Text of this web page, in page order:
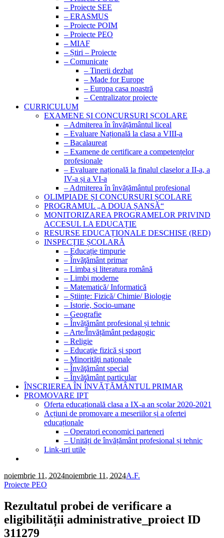
– Proiecte SEE
– ERASMUS
– Proiecte POIM
– Proiecte PEO
– MIAF
– Știri – Proiecte
– Comunicate
– Tinerii dezbat
– Made for Europe
– Europa casa noastră
– Centralizator proiecte
CURRICULUM
EXAMENE ȘI CONCURSURI ȘCOLARE
– Admiterea în învățământul liceal
– Evaluare Națională la clasa a VIII-a
– Bacalaureat
– Examene de certificare a competențelor
profesionale
– Evaluare națională la finalul claselor a II-a, a
IV-a și a VI-a
– Admiterea în învățământul profesional
OLIMPIADE ȘI CONCURSURI ȘCOLARE
PROGRAMUL „A DOUA ȘANSĂ“
MONITORIZAREA PROGRAMELOR PRIVIND
ACCESUL LA EDUCAȚIE
RESURSE EDUCAȚIONALE DESCHISE (RED)
INSPECȚIE ȘCOLARĂ
– Educație timpurie
– Învăţământ primar
– Limba și literatura română
– Limbi moderne
– Matematică/ Informatică
– Științe: Fizică/ Chimie/ Biologie
– Istorie, Socio-umane
– Geografie
– Învățământ profesional și tehnic
– Arte/Învățământ pedagogic
– Religie
– Educaţie fizică și sport
– Minorităţi naţionale
– Învăţământ special
– Învăţământ particular
ÎNSCRIEREA ÎN ÎNVĂȚĂMÂNTUL PRIMAR
PROMOVARE IPT
Oferta educațională clasa a IX-a an școlar 2020-2021
Acțiuni de promovare a meseriilor și a ofertei
educaționale
– Operatori economici parteneri
– Unități de învățământ profesional și tehnic
Link-uri utile
noiembrie 11, 2024noiembrie 11, 2024A.F.
Proiecte PEO
Rezultatul probei de verificare a
eligibilității administrative_proiect ID
311279